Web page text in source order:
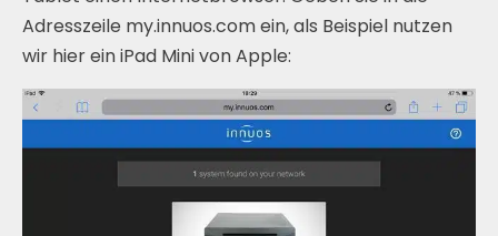
Adresszeile my.innuos.com ein, als Beispiel nutzen
wir hier ein iPad Mini von Apple: